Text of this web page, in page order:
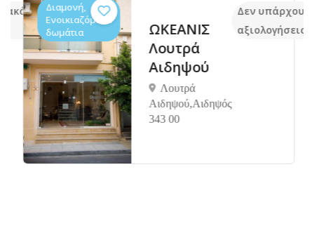
ακόμα
Διαμονή,
Ενοικιαζόμενα
δωμάτια
ΩΚΕΑΝΙΣ
Λουτρά
Αιδηψού
Λουτρά
Αιδηψού,Αιδηψός
343 00
Δεν υπάρχουν
αξιολογήσεις